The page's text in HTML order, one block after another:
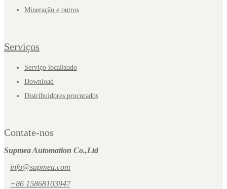
Mineração e outros
Serviços
Serviço localizado
Download
Distribuidores procurados
Contate-nos
Supmea Automation Co.,Ltd
info@supmea.com
+86 15868103947